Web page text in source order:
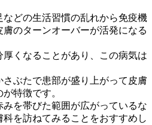
どの生活習慣の乱れから免疫機
のターンオーバーが活発になる
くなることがあり、この病気は
ぶたで患部が盛り上がって皮膚
特徴です。
を帯びた範囲が広がっているな
を訪ねてみることをおすすめし